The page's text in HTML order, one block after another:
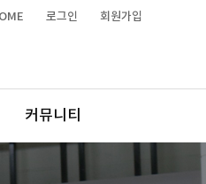
로그인 회원가입
커뮤니티